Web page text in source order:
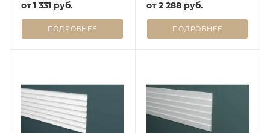
от1 331 руб.
ПОДРОБНЕЕ
от2 288 руб.
ПОДРОБНЕЕ